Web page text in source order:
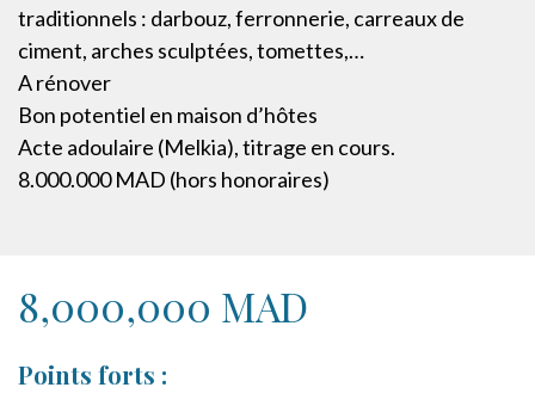
traditionnels : darbouz, ferronnerie, carreaux de
ciment, arches sculptées, tomettes,…
A rénover
Bon potentiel en maison d’hôtes
Acte adoulaire (Melkia), titrage en cours.
8.000.000 MAD (hors honoraires)
8,000,000 MAD
Points forts :